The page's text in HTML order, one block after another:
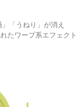
「うねり」が消え
たワープ系エフェクト